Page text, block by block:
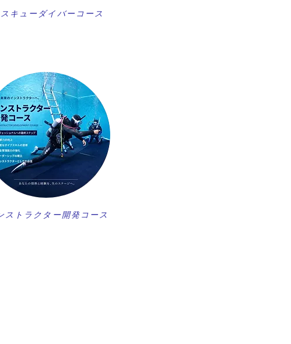
キューダイバーコース
ストラクター開発コース